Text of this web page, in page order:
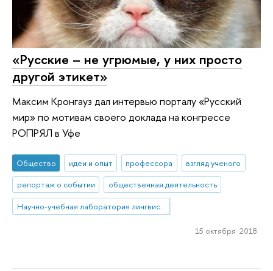
«Русские – не угрюмые, у них просто
другой этикет»
Максим Кронгауз дал интервью порталу «Русский
мир» по мотивам своего доклада на конгрессе
РОПРЯЛ в Уфе
Общество идеи и опыт профессора
взгляд ученого
репортаж о событии
общественная деятельность
Научно-учебная лаборатория лингвистической конфликтологии и современных коммуникативных практик
15 октября 2018